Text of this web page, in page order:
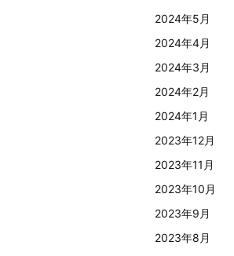
2024年5月
2024年4月
2024年3月
2024年2月
2024年1月
2023年12月
2023年11月
2023年10月
2023年9月
2023年8月